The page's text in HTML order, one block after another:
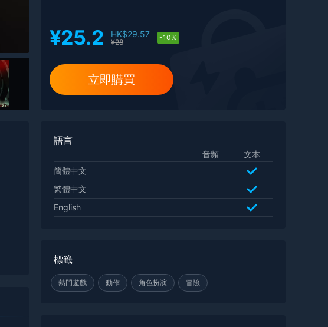
¥25.2 HK$29.57
¥28
-10%
立即購買
語言
文本
音頻
簡體中文
繁體中文
English
標籤
熱門遊戲 動作 角色扮演 冒險